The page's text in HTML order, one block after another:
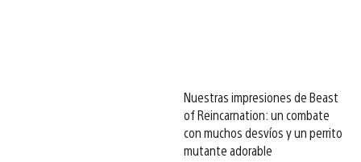
Nuestras impresiones de Beast
of Reincarnation: un combate
con muchos desvíos y un perrito
mutante adorable